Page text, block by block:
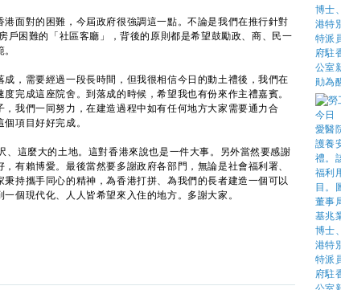
對的困難，今屆政府很強調這一點。不論是我們在推行針對
戶困難的「社區客廳」，背後的原則都是希望鼓勵政、商、民一
需要經過一段長時間，但我很相信今日的動土禮後，我們在
完成這座院舍。到落成的時候，希望我也有份來作主禮嘉賓。
我們一同努力，在建造過程中如有任何地方大家需要通力合
項目好好完成。
這麼大的土地。這對香港來說也是一件大事。另外當然要感謝
有賴博愛。最後當然要多謝政府各部門，無論是社會福利署、
持攜手同心的精神，為香港打拼、為我們的長者建造一個可以
個現代化、人人皆希望來入住的地方。多謝大家。